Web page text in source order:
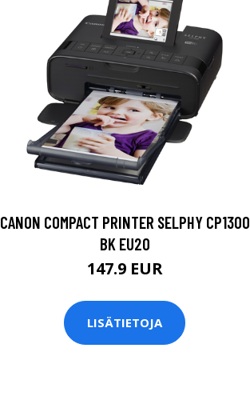
CANON COMPACT PRINTER SELPHY CP1300
BK EU20
147.9 EUR
LISÄTIETOJA